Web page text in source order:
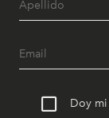
Doy